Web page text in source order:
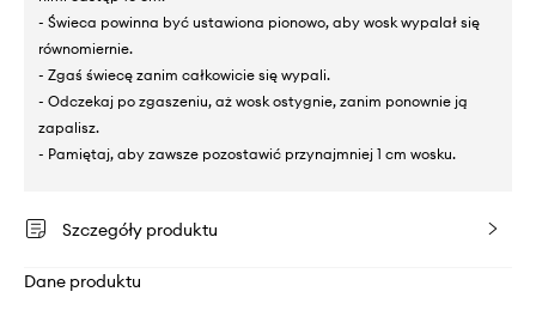
- Świeca powinna być ustawiona pionowo, aby wosk wypalał się
równomiernie.
- Zgaś świecę zanim całkowicie się wypali.
- Odczekaj po zgaszeniu, aż wosk ostygnie, zanim ponownie ją
zapalisz.
- Pamiętaj, aby zawsze pozostawić przynajmniej 1 cm wosku.
Szczegóły produktu
Dane produktu